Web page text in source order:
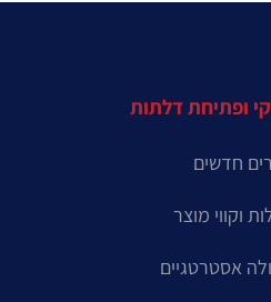
ופתיחת דלתות
חדשים
וקווי מוצר
אסטרטגיים